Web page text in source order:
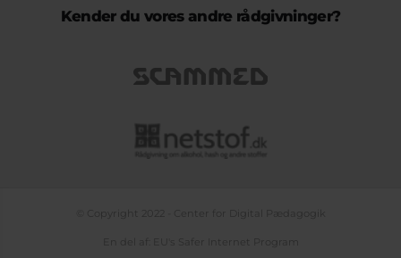
Kender du vores andre rådgivninger?
© Copyright 2022 - Center for Digital Pædagogik
En del af: EU's Safer Internet Program